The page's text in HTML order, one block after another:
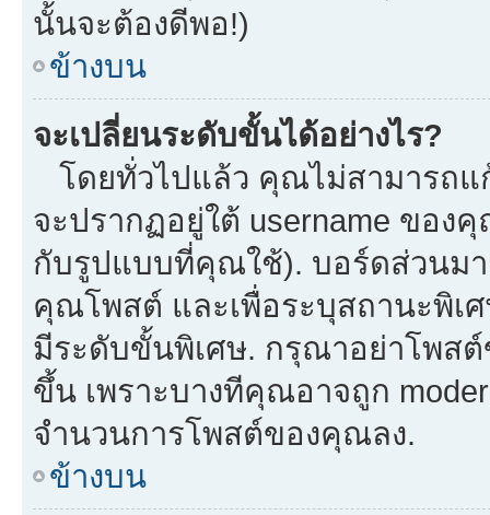
นั้นจะต้องดีพอ!)
ข้างบน
จะเปลี่ยนระดับขั้นได้อย่างไร?
โดยทั่วไปแล้ว คุณไม่สามารถ
จะปรากฏอยู่ใต้ username ขอ
กับรูปแบบที่คุณใช้). บอร์ดส่วนม
คุณโพสต์ และเพื่อระบุสถานะพิเศ
มีระดับขั้นพิเศษ. กรุณาอย่าโพส
ขึ้น เพราะบางทีคุณอาจถูก
จำนวนการโพสต์ของคุณลง.
ข้างบน